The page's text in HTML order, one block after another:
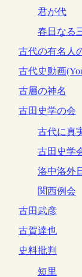
君が代
春日なる
古代の有名人
古代史動画
古層の神名
古田史学の会
古代に真
古田史学
洛中洛外
関西例会
古田武彦
古賀達也
史料批判
短里